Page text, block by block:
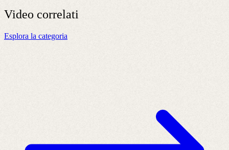
Video correlati
Esplora la categoria